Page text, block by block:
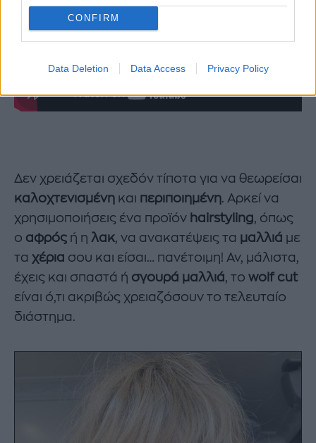
CONFIRM
Data Deletion Data Access Privacy Policy
Δεν χρειάζεται σχεδόν τίποτα για να θεωρείσαι
καλοχτενισμένη και περιποιημένη. Αρκεί να
χρησιμοποιήσεις ένα προϊόν hairstyling, όπως
ο αφρός ή η λακ, να ανακατέψεις τα μαλλιά με
τα χέρια σου και είσαι… πανέτοιμη! Αν, μάλιστα,
έχεις και σπαστά ή σγουρά μαλλιά, το wolf cut
είναι ό,τι ακριβώς χρειαζόσουν το τελευταίο
διάστημα.